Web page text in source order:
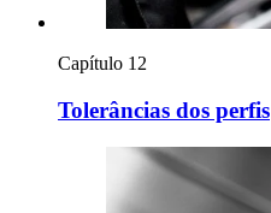
Capítulo 12
Tolerâncias dos perfis